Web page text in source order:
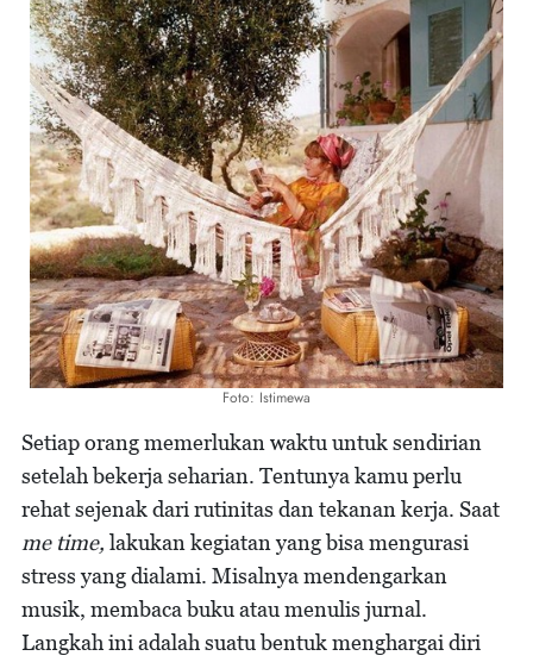
Foto: Istimewa
Setiap orang memerlukan waktu untuk sendirian
setelah bekerja seharian. Tentunya kamu perlu
rehat sejenak dari rutinitas dan tekanan kerja. Saat
me time, lakukan kegiatan yang bisa mengurasi
stress yang dialami. Misalnya mendengarkan
musik, membaca buku atau menulis jurnal.
Langkah ini adalah suatu bentuk menghargai diri